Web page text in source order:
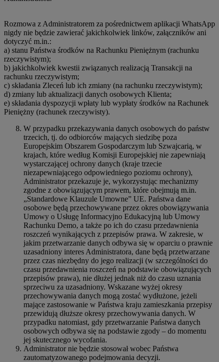
Rozmowa z Administratorem za pośrednictwem aplikacji WhatsApp
nigdy nie będzie zawierać jakichkolwiek linków, załączników ani
dotyczyć m.in.:
a) stanu Państwa środków na Rachunku Pieniężnym (rachunku
rzeczywistym);
b) jakichkolwiek kwestii związanych realizacją Transakcji na
rachunku rzeczywistym;
c) składania Zleceń lub ich zmiany (na rachunku rzeczywistym);
d) zmiany lub aktualizacji danych osobowych Klienta;
e) składania dyspozycji wpłaty lub wypłaty środków na Rachunek
Pieniężny (rachunek rzeczywisty).
W przypadku przekazywania danych osobowych do państw
trzecich, tj. do odbiorców mających siedzibę poza
Europejskim Obszarem Gospodarczym lub Szwajcarią, w
krajach, które według Komisji Europejskiej nie zapewniają
wystarczającej ochrony danych (kraje trzecie
niezapewniającego odpowiedniego poziomu ochrony),
Administrator przekazuje je, wykorzystując mechanizmy
zgodne z obowiązującym prawem, które obejmują m.in.
„Standardowe Klauzule Umowne” UE. Państwa dane
osobowe będą przechowywane przez okres obowiązywania
Umowy o Usługę Informacyjno Edukacyjną lub Umowy
Rachunku Demo, a także po ich do czasu przedawnienia
roszczeń wynikających z przepisów prawa. W zakresie, w
jakim przetwarzanie danych odbywa się w oparciu o prawnie
uzasadniony interes Administratora, dane będą przetwarzane
przez czas niezbędny do jego realizacji (w szczególności do
czasu przedawnienia roszczeń na podstawie obowiązujących
przepisów prawa), nie dłużej jednak niż do czasu uznania
sprzeciwu za uzasadniony. Wskazane wyżej okresy
przechowywania danych mogą zostać wydłużone, jeżeli
mające zastosowanie w Państwa kraju zamieszkania przepisy
przewidują dłuższe okresy przechowywania danych. W
przypadku natomiast, gdy przetwarzanie Państwa danych
osobowych odbywa się na podstawie zgody – do momentu
jej skutecznego wycofania.
Administrator nie będzie stosował wobec Państwa
zautomatyzowanego podejmowania decyzji.